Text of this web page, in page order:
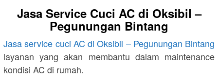
Jasa Service Cuci AC di Oksibil –
Pegunungan Bintang
Jasa service cuci AC di Oksibil – Pegunungan Bintang
layanan yang akan membantu dalam maintenance
kondisi AC di rumah.